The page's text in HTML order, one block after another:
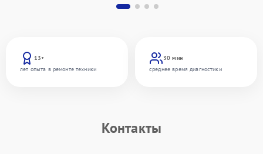
13+
лет опыта в ремонте техники
30 мин
среднее время диагностики
Контакты